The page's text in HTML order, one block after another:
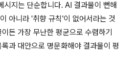
지는 단순합니다. AI 결과물이 뻔해
아니라 '취향 규칙'이 없어서라는 것
든 가장 무난한 평균으로 수렴하기
과 대안으로 명문화해야 결과물이 평